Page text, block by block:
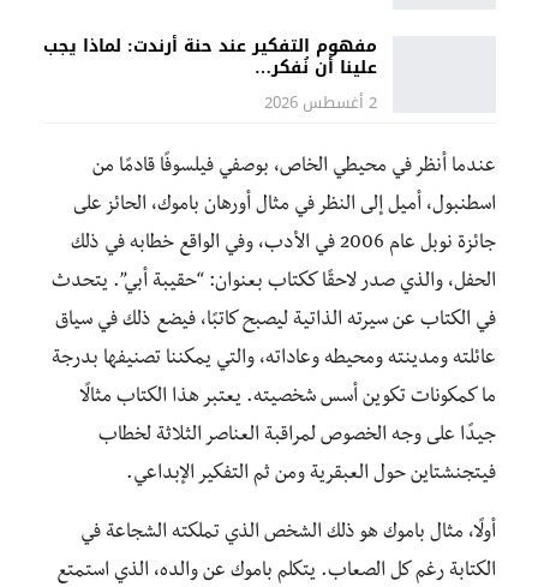
مفهوم التفكير عند حنة أرندت: لماذا يجب
علينا أن نُفكر…
2 أغسطس 2026
عندما أنظر في محيطي الخاص، بوصفي فيلسوفًا قادمًا من
اسطنبول، أميل إلى النظر في مثال أورهان باموك، الحائز على
جائزة نوبل عام 2006 في الأدب، وفي الواقع خطابه في ذلك
الحفل، والذي صدر لاحقًا ككتاب بعنوان: “حقيبة أبي”. يتحدث
في الكتاب عن سيرته الذاتية ليصبح كاتبًا، فيضع ذلك في سياق
عائلته ومدينته ومحيطه وعاداته، والتي يمكننا تصنيفها بدرجة
ما كمكونات تكوين أسس شخصيته. يعتبر هذا الكتاب مثالًا
جيدًا على وجه الخصوص لمراقبة العناصر الثلاثة لخطاب
فيتجنشتاين حول العبقرية ومن ثم التفكير الإبداعي.
أولًا، مثال باموك هو ذلك الشخص الذي تملكته الشجاعة في
الكتابة رغم كل الصعاب. يتكلم باموك عن والده، الذي استمتع